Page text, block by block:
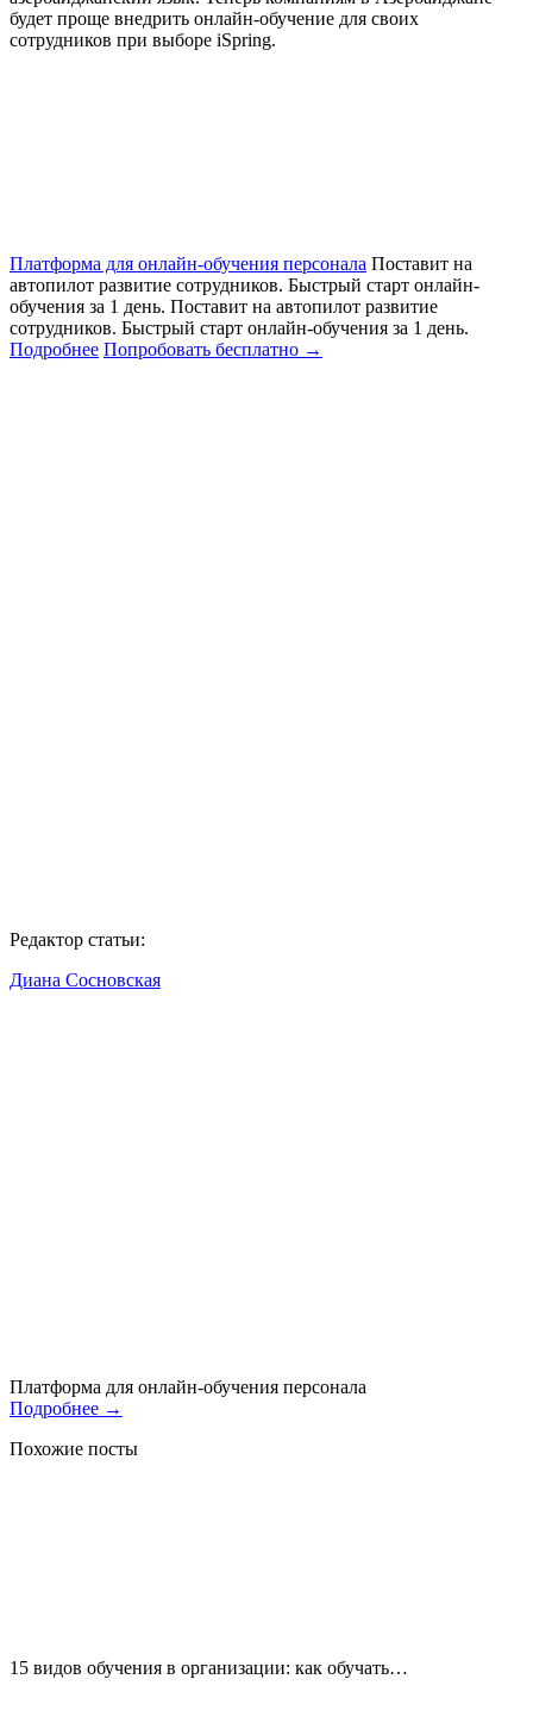
будет проще внедрить онлайн-обучение для своих
сотрудников при выборе iSpring.
Платформа для онлайн-обучения персонала Поставит на
автопилот развитие сотрудников. Быстрый старт онлайн‑
обучения за 1 день. Поставит на автопилот развитие
сотрудников. Быстрый старт онлайн‑обучения за 1 день.
Подробнее Попробовать бесплатно →
Редактор статьи:
Диана Сосновская
Платформа для онлайн-обучения персонала
Подробнее →
Похожие посты
15 видов обучения в организации: как обучать…